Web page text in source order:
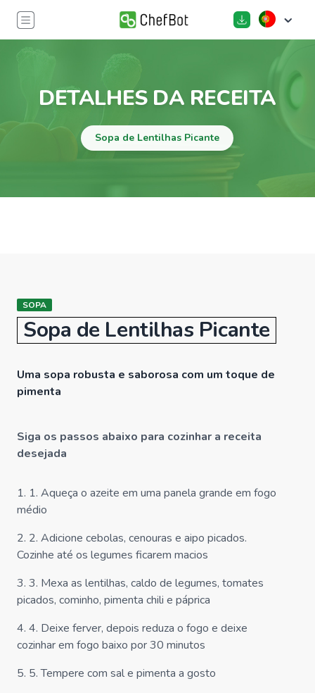
DETALHES DA RECEITA
Sopa de Lentilhas Picante
SOPA
Sopa de Lentilhas Picante
Uma sopa robusta e saborosa com um toque de
pimenta
Siga os passos abaixo para cozinhar a receita
desejada
1. 1. Aqueça o azeite em uma panela grande em fogo
médio
2. 2. Adicione cebolas, cenouras e aipo picados.
Cozinhe até os legumes ficarem macios
3. 3. Mexa as lentilhas, caldo de legumes, tomates
picados, cominho, pimenta chili e páprica
4. 4. Deixe ferver, depois reduza o fogo e deixe
cozinhar em fogo baixo por 30 minutos
5. 5. Tempere com sal e pimenta a gosto